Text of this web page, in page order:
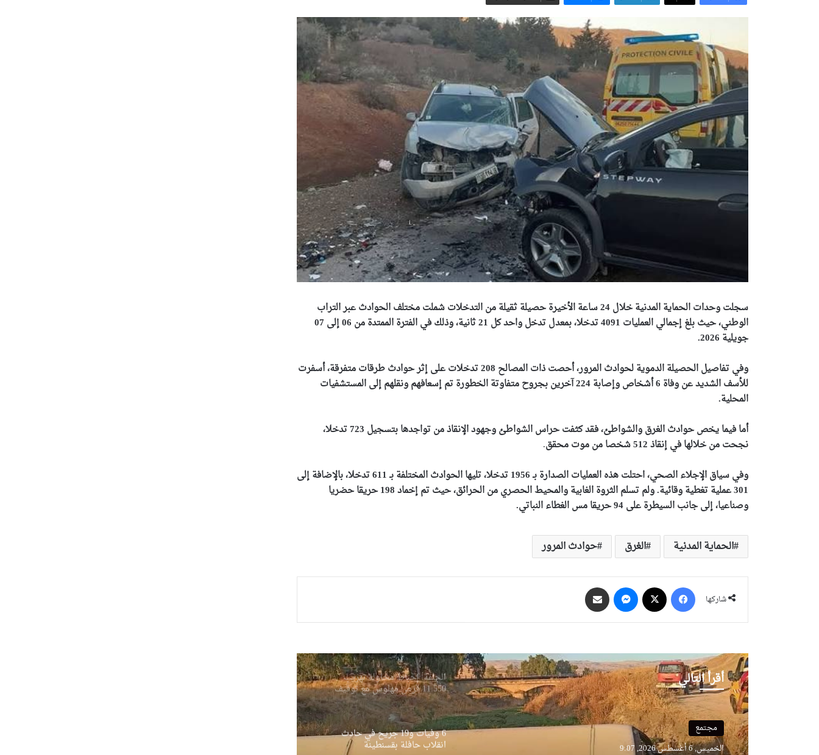
سجلت وحدات الحماية المدنية خلال 24 ساعة الأخيرة حصيلة ثقيلة من التدخلات شملت مختلف الحوادث عبر التراب
الوطني، حيث بلغ إجمالي العمليات 4091 تدخلا، بمعدل تدخل واحد كل 21 ثانية، وذلك في الفترة الممتدة من 06 إلى 07
جويلية 2026.
وفي تفاصيل الحصيلة الدموية لحوادث المرور، أحصت ذات المصالح 208 تدخلات على إثر حوادث طرقات متفرقة، أسفرت
للأسف الشديد عن وفاة 6 أشخاص وإصابة 224 آخرين بجروح متفاوتة الخطورة تم إسعافهم ونقلهم إلى المستشفيات
المحلية.
أما فيما يخص حوادث الغرق والشواطئ، فقد كثفت حراس الشواطئ وجهود الإنقاذ من تواجدها بتسجيل 723 تدخلا،
نجحت من خلالها في إنقاذ 512 شخصا من موت محقق
.
وفي سياق الإجلاء الصحي، احتلت هذه العمليات الصدارة بـ 1956 تدخلا، تليها الحوادث المختلفة بـ 611 تدخلا، بالإضافة إلى
301 عملية تغطية وقائية. ولم تسلم الثروة الغابية والمحيط الحصري من الحرائق، حيث تم إخماد 198 حريقا حضريا
وصناعيا، إلى جانب السيطرة على 94 حريقا مس الغطاء النباتي.
الحماية المدنية الغرق حوادث المرور
شاركها
فيسبوك ماسنجر
أقرأ التالي
مجتمع
مجتمع
عصابات الأحياء في عمليات
شرطية بالبليدة
مائي بولاية سطيف
باتنة: ضبط 24000 كبسولة
بريغابالين مخبأة وسط مادة
الرمل
الأغواط: حجز 7400 قرص مهلوس
شخص
6 وفيات و19 جريح في حادث
انقلاب حافلة بقسنطينة
بسبب عبارات خادشة تسيء